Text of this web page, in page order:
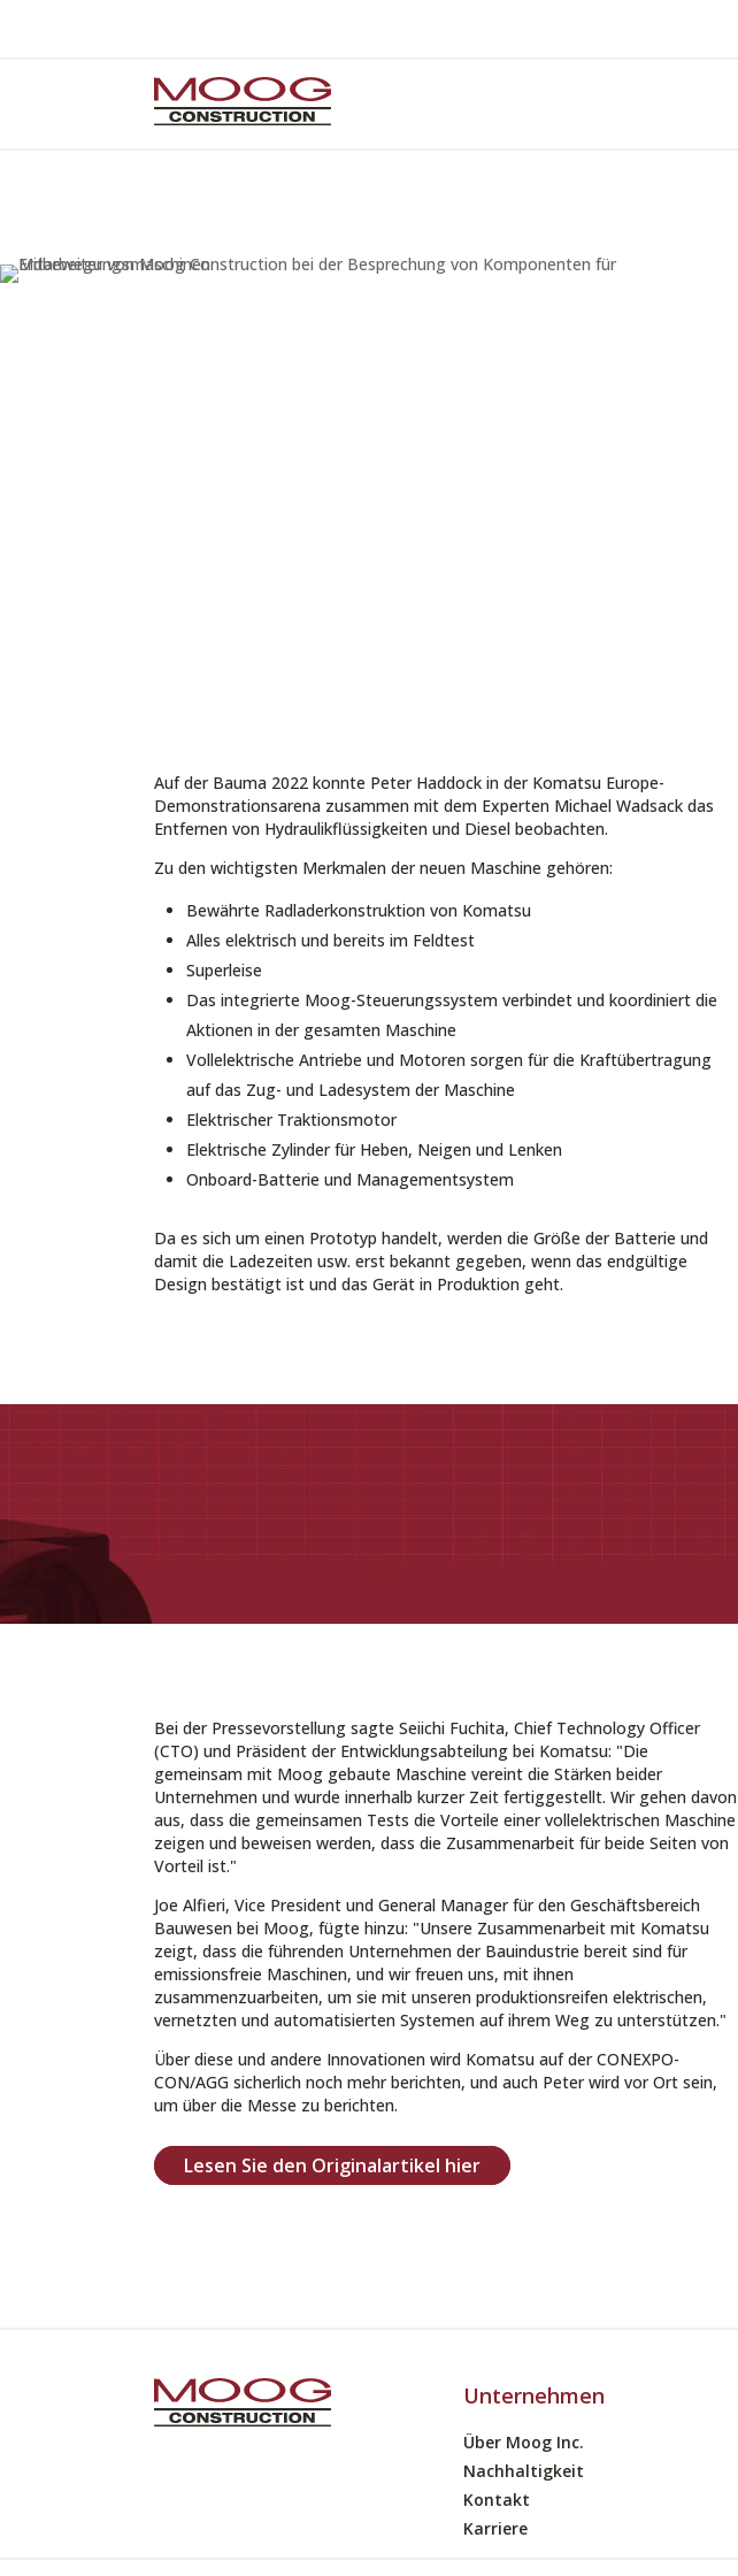
Auf der Bauma 2022 konnte Peter Haddock in der Komatsu Europe-
Demonstrationsarena zusammen mit dem Experten Michael Wadsack das
Entfernen von Hydraulikflüssigkeiten und Diesel beobachten.
Zu den wichtigsten Merkmalen der neuen Maschine gehören:
Bewährte Radladerkonstruktion von Komatsu
Alles elektrisch und bereits im Feldtest
Superleise
Das integrierte Moog-Steuerungssystem verbindet und koordiniert die
Aktionen in der gesamten Maschine
Vollelektrische Antriebe und Motoren sorgen für die Kraftübertragung
auf das Zug- und Ladesystem der Maschine
Elektrischer Traktionsmotor
Elektrische Zylinder für Heben, Neigen und Lenken
Onboard-Batterie und Managementsystem
Da es sich um einen Prototyp handelt, werden die Größe der Batterie und
damit die Ladezeiten usw. erst bekannt gegeben, wenn das endgültige
Design bestätigt ist und das Gerät in Produktion geht.
Bei der Pressevorstellung sagte Seiichi Fuchita, Chief Technology Officer
(CTO) und Präsident der Entwicklungsabteilung bei Komatsu: "Die
gemeinsam mit Moog gebaute Maschine vereint die Stärken beider
Unternehmen und wurde innerhalb kurzer Zeit fertiggestellt. Wir gehen davon
aus, dass die gemeinsamen Tests die Vorteile einer vollelektrischen Maschine
zeigen und beweisen werden, dass die Zusammenarbeit für beide Seiten von
Vorteil ist."
Joe Alfieri, Vice President und General Manager für den Geschäftsbereich
Bauwesen bei Moog, fügte hinzu: "Unsere Zusammenarbeit mit Komatsu
zeigt, dass die führenden Unternehmen der Bauindustrie bereit sind für
emissionsfreie Maschinen, und wir freuen uns, mit ihnen
zusammenzuarbeiten, um sie mit unseren produktionsreifen elektrischen,
vernetzten und automatisierten Systemen auf ihrem Weg zu unterstützen."
Über diese und andere Innovationen wird Komatsu auf der CONEXPO-
CON/AGG sicherlich noch mehr berichten, und auch Peter wird vor Ort sein,
um über die Messe zu berichten.
Lesen Sie den Originalartikel hier
Unternehmen
Über Moog Inc.
Nachhaltigkeit
Kontakt
Karriere